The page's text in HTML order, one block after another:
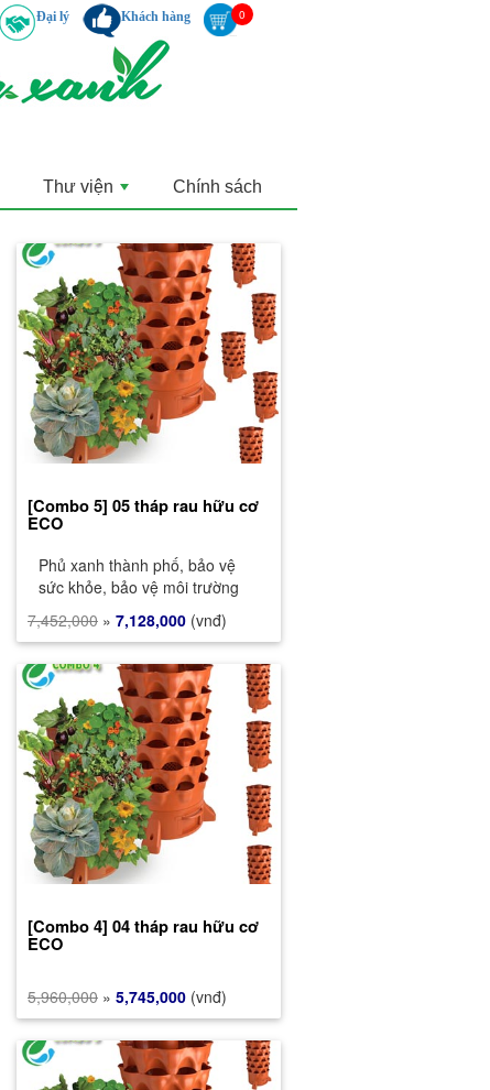
Đại lý Khách hàng
+
Thư viện Chính sách
[Combo 5] 05 tháp rau hữu cơ
ECO
Phủ xanh thành phố, bảo vệ
sức khỏe, bảo vệ môi trường
7,452,000 » 7,128,000 (vnđ)
[Combo 4] 04 tháp rau hữu cơ
ECO
5,960,000 » 5,745,000 (vnđ)